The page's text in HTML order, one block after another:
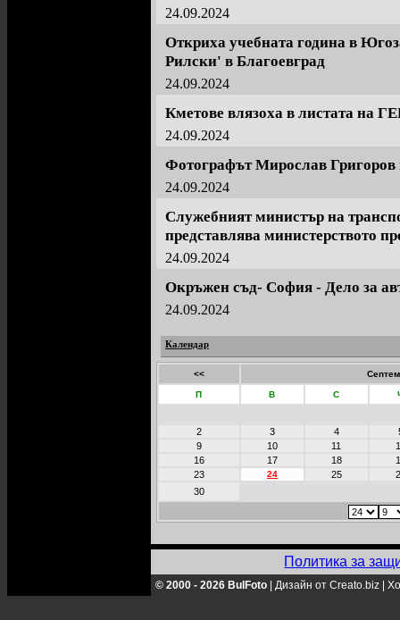
24.09.2024
Откриха учебната година в
Рилски' в Благоевград
24.09.2024
Кметове влязоха в листата на
24.09.2024
Фотографът Мирослав
24.09.2024
Служебният министър на
представлява министерството
24.09.2024
Окръжен съд- София - Дело за
24.09.2024
Календар
<<
П В С
2 3 4
9
10 11
16
17 18
23
24 25
30
Политика за
© 2000 - 2026 BulFoto Дизайн от Creato.biz